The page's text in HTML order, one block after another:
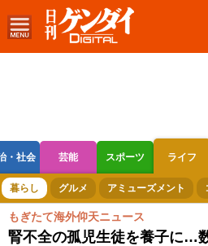
・社会 芸能 スポーツ ライフ
ボートレース 競輪 オートレース
暮らし グルメ アミューズメント
もぎたて海外仰天ニュース
腎不全の孤児生徒を養子に…